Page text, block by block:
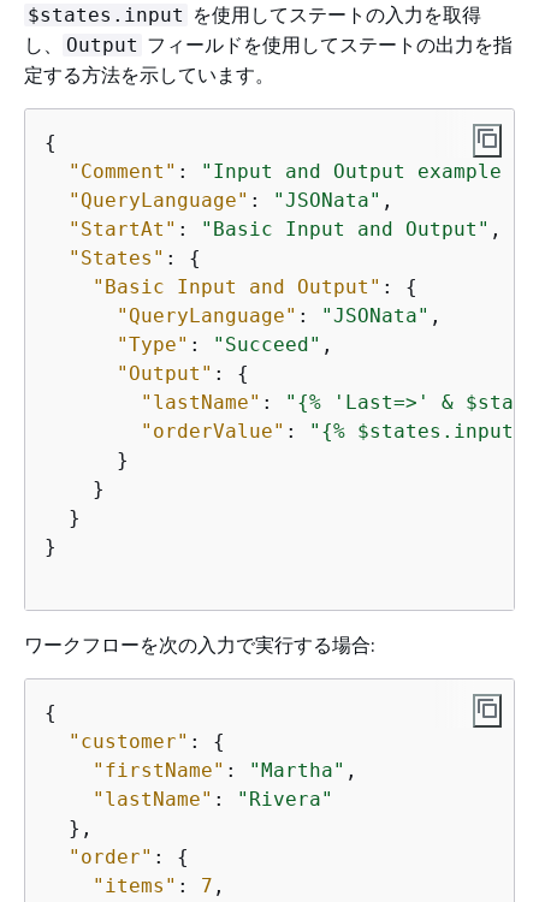
$states.input を使用してステートの入力を取得
し、
Output フィールドを使用してステートの出力を指
定する方法を示しています。
{
"Comment" :
"Input and Output example
"QueryLanguage" : "JSONata" ,
"StartAt" : "Basic Input and Output" ,
"States" : {
"Basic Input and Output" : {
"QueryLanguage" : "JSONata" ,
"Type" : "Succeed" ,
"Output" : {
"lastName" : " {% 'Last=>' &
"orderValue" : " {%
      }
    }
  }
}
ワークフローを次の入力で実行する場合:
{
"customer" : {
"firstName" : "Martha" ,
"lastName" :
"Rivera"
  },
"order" : {
"items" : 7 ,